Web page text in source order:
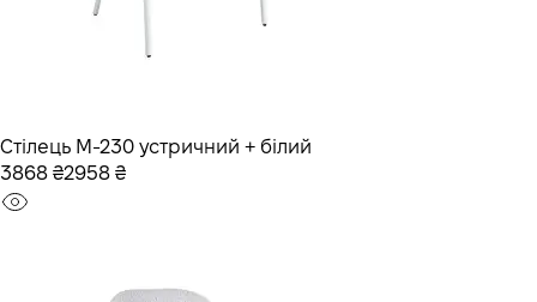
Стілець M-230 устричний + білий
3868 ₴2958 ₴